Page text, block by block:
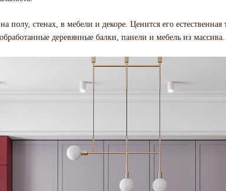
полу, стенах, в мебели и декоре. Ценится его
деревянные балки, панели и мебель из массива.